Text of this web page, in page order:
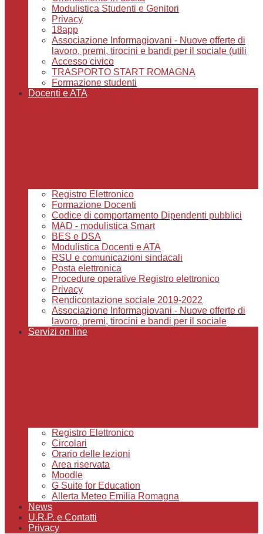
Modulistica Studenti e Genitori
Privacy
18app
Associazione Informagiovani - Nuove offerte di
lavoro, premi, tirocini e bandi per il sociale (utili
Accesso civico
TRASPORTO START ROMAGNA
Formazione studenti
Docenti e ATA
Registro Elettronico
Formazione Docenti
Codice di comportamento Dipendenti pubblici
MAD - modulistica Smart
BES e DSA
Modulistica Docenti e ATA
RSU e comunicazioni sindacali
Posta elettronica
Procedure operative Registro elettronico
Privacy
Rendicontazione sociale 2019-2022
Associazione Informagiovani - Nuove offerte di
lavoro, premi, tirocini e bandi per il sociale
Servizi on line
Registro Elettronico
Circolari
Orario delle lezioni
Area riservata
Moodle
G Suite for Education
Allerta Meteo Emilia Romagna
News
U.R.P. e Contatti
Privacy